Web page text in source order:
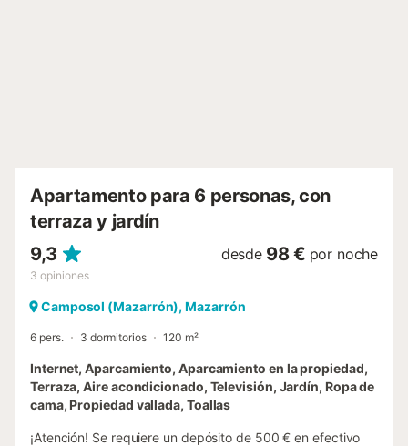
Apartamento para 6 personas, con
terraza y jardín
9,3
3 opiniones
desde 98 € por noche
Camposol (Mazarrón), Mazarrón
6 pers. 3 dormitorios 120 m²
Internet, Aparcamiento, Aparcamiento en la propiedad,
Terraza, Aire acondicionado, Televisión, Jardín, Ropa de
cama, Propiedad vallada, Toallas
¡Atención! Se requiere un depósito de 500 € en efectivo